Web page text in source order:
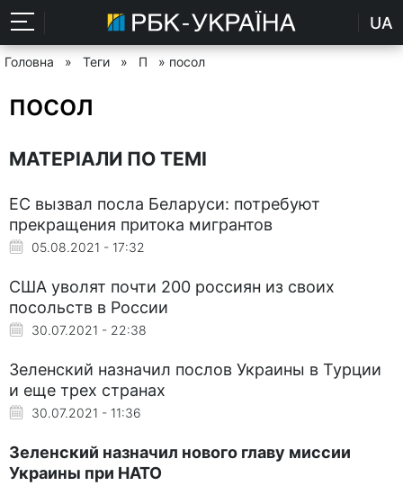
UA
Головна » Теги » П » посол
посол
МАТЕРІАЛИ ПО ТЕМІ
ЕС вызвал посла Беларуси: потребуют
прекращения притока мигрантов
05.08.2021 - 17:32
США уволят почти 200 россиян из своих
посольств в России
30.07.2021 - 22:38
Зеленский назначил послов Украины в Турции
и еще трех странах
30.07.2021 - 11:36
Зеленский назначил нового главу миссии
Украины при НАТО